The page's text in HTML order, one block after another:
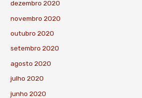
dezembro 2020
novembro 2020
outubro 2020
setembro 2020
agosto 2020
julho 2020
junho 2020